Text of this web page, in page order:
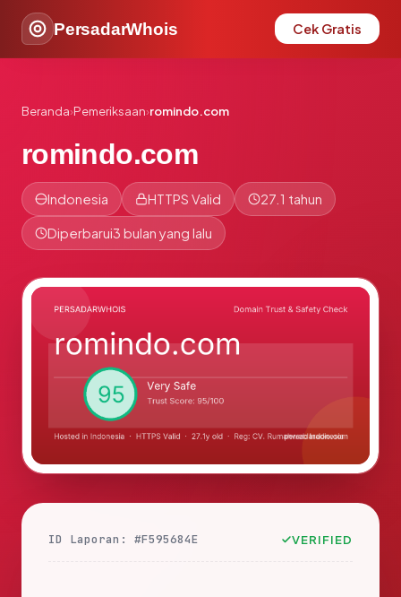
PersadarWhois Cek Gratis
Beranda›Pemeriksaan›romindo.com
romindo.com
Indonesia HTTPS Valid 27.1 tahun
Diperbarui3 bulan yang lalu
ID Laporan: #F595684E VERIFIED